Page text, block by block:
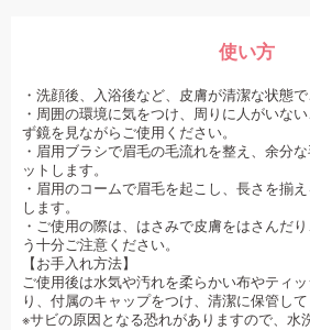
使い方
・洗顔後、入浴後など、皮膚が清潔な状態で
・周囲の環境に気をつけ、周りに人がいな
ず鏡を見ながらご使用ください。
・眉用ブラシで眉毛の毛流れを整え、余分
ットします。
・眉用のコームで眉毛を起こし、長さを揃
します。
・ご使用の際は、はさみで皮膚をはさんだ
う十分ご注意ください。
【お手入れ方法】
ご使用後は水気や汚れを柔らかい布やティ
り、付属のキャップをつけ、清潔に保管して
※サビの原因となる恐れがありますので、水